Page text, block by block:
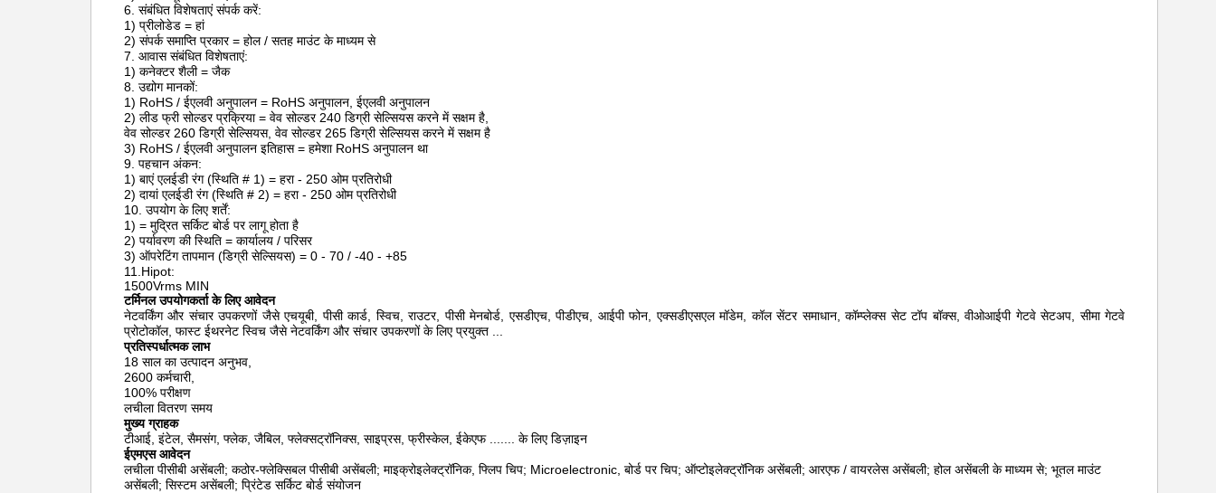
6. संबंधित विशेषताएं संपर्क करें:
1) प्रीलोडेड = हां
2) संपर्क समाप्ति प्रकार = होल / सतह माउंट के माध्यम से
7. आवास संबंधित विशेषताएं:
1) कनेक्टर शैली = जैक
8. उद्योग मानकों:
1) RoHS / ईएलवी अनुपालन = RoHS अनुपालन, ईएलवी अनुपालन
2) लीड फ्री सोल्डर प्रक्रिया = वेव सोल्डर 240 डिग्री सेल्सियस करने में सक्षम है,
वेव सोल्डर 260 डिग्री सेल्सियस, वेव सोल्डर 265 डिग्री सेल्सियस करने में सक्षम है
3) RoHS / ईएलवी अनुपालन इतिहास = हमेशा RoHS अनुपालन था
9. पहचान अंकन:
1) बाएं एलईडी रंग (स्थिति # 1) = हरा - 250 ओम प्रतिरोधी
2) दायां एलईडी रंग (स्थिति # 2) = हरा - 250 ओम प्रतिरोधी
10. उपयोग के लिए शर्तें:
1) = मुद्रित सर्किट बोर्ड पर लागू होता है
2) पर्यावरण की स्थिति = कार्यालय / परिसर
3) ऑपरेटिंग तापमान (डिग्री सेल्सियस) = 0 - 70 / -40 - +85
11.Hipot:
1500Vrms MIN
टर्मिनल उपयोगकर्ता के लिए आवेदन
नेटवर्किंग और संचार उपकरणों जैसे एचयूबी, पीसी कार्ड, स्विच, राउटर, पीसी मेनबोर्ड, एसडीएच, पीडीएच, आईपी फोन, एक्सडीएसएल मॉडेम, कॉल सेंटर समाधान, कॉम्प्लेक्स सेट टॉप बॉक्स, वीओआईपी गेटवे सेटअप, सीमा गेटवे
प्रोटोकॉल, फास्ट ईथरनेट स्विच जैसे नेटवर्किंग और संचार उपकरणों के लिए प्रयुक्त
प्रतिस्पर्धात्मक लाभ
18 साल का उत्पादन अनुभव,
2600 कर्मचारी,
100% परीक्षण
लचीला वितरण समय
मुख्य ग्राहक
टीआई, इंटेल, सैमसंग, फ्लेक, जैबिल, फ्लेक्सट्रॉनिक्स, साइप्रस, फ्रीस्केल, ईकेएफ ....... के लिए डिज़ाइन
ईएमएस आवेदन
लचीला पीसीबी असेंबली; कठोर-फ्लेक्सिबल पीसीबी असेंबली; माइक्रोइलेक्ट्रॉनिक, फ्लिप चिप; Microelectronic, बोर्ड पर चिप; ऑप्टोइलेक्ट्रॉनिक असेंबली; आरएफ / वायरलेस असेंबली; होल असेंबली के माध्यम से; भूतल माउंट
असेंबली; सिस्टम असेंबली; प्रिंटेड सर्किट बोर्ड संयोजन